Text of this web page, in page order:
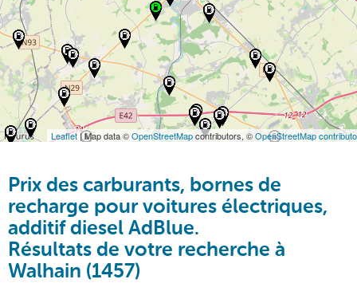
Leaflet| Map data ©OpenStreetMapcontributors, ©OpenStreetMap
Prix des carburants, bornes de
recharge pour voitures électriques,
additif diesel AdBlue.
Résultats de votre recherche à
Walhain (1457)